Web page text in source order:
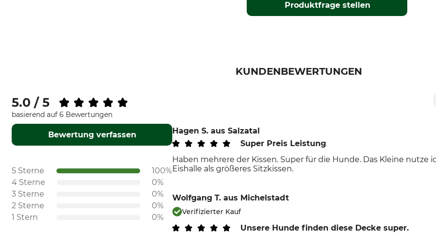
Produktfrage stellen
KUNDENBEWERTUNGEN
5.0 / 5
basierend auf 6 Bewertungen
Bewertung verfassen
5 Sterne
100%
4 Sterne
0%
3 Sterne
0%
2 Sterne
0%
1 Stern
0%
Hagen S. aus Salzatal
Super Preis Leistung
Haben mehrere der Kissen. Super für die Hunde. Das Kleine nutze
Eishalle als größeres Sitzkissen.
Wolfgang T. aus Michelstadt
Verifizierter Kauf
Unsere Hunde finden diese Decke super.